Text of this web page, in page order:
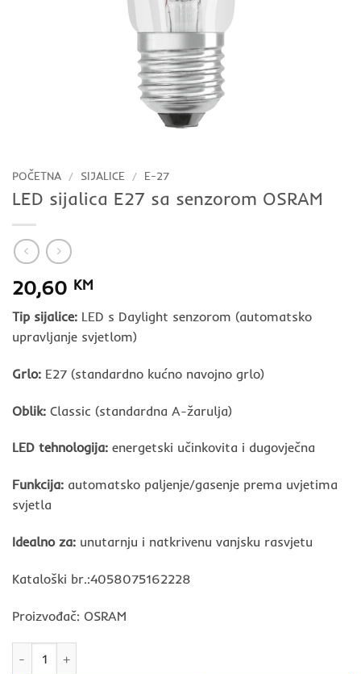
POČETNA / SIJALICE / E-27
LED sijalica E27 sa senzorom OSRAM
20,60 KM
Tip sijalice: LED s Daylight senzorom (automatsko
upravljanje svjetlom)
Grlo: E27 (standardno kućno navojno grlo)
Oblik: Classic (standardna A-žarulja)
LED tehnologija: energetski učinkovita i dugovječna
Funkcija: automatsko paljenje/gasenje prema uvjetima
svjetla
Idealno za: unutarnju i natkrivenu vanjsku rasvjetu
Kataloški br.:4058075162228
Proizvođač: OSRAM